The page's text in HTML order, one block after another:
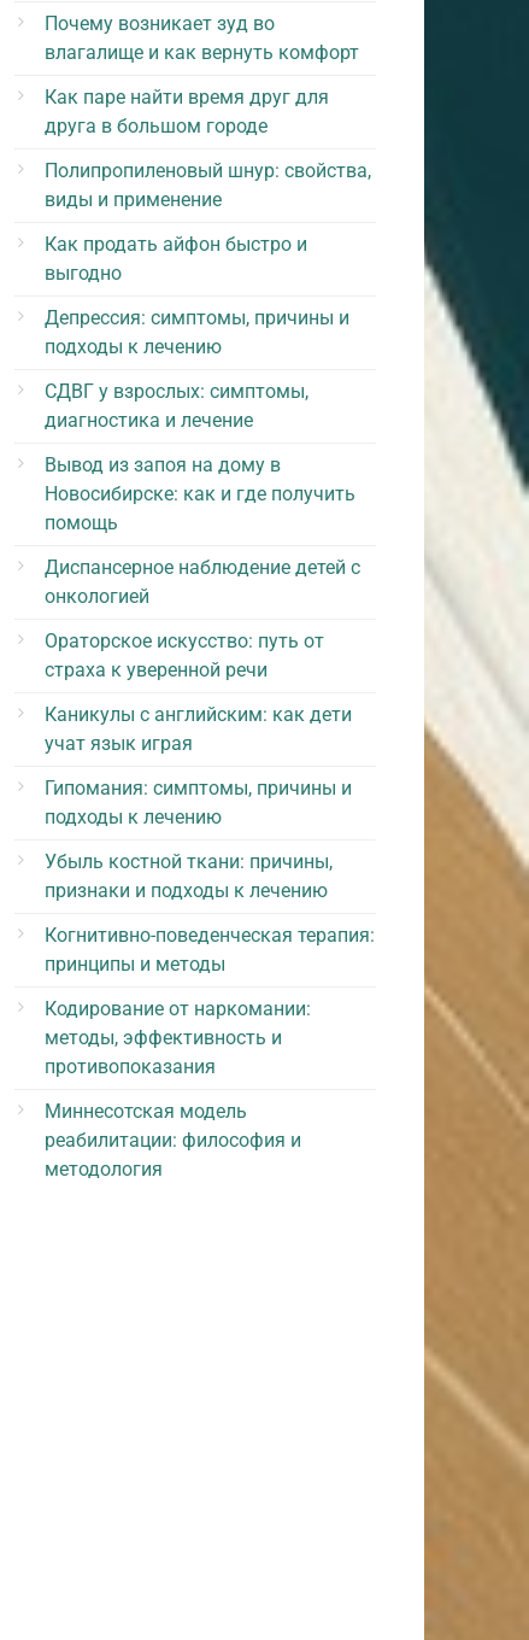
Почему возникает зуд во
влагалище и как вернуть комфорт
Как паре найти время друг для
друга в большом городе
Полипропиленовый шнур: свойства,
виды и применение
Как продать айфон быстро и
выгодно
Депрессия: симптомы, причины и
подходы к лечению
СДВГ у взрослых: симптомы,
диагностика и лечение
Вывод из запоя на дому в
Новосибирске: как и где получить
помощь
Диспансерное наблюдение детей с
онкологией
Ораторское искусство: путь от
страха к уверенной речи
Каникулы с английским: как дети
учат язык играя
Гипомания: симптомы, причины и
подходы к лечению
Убыль костной ткани: причины,
признаки и подходы к лечению
Когнитивно-поведенческая терапия:
принципы и методы
Кодирование от наркомании:
методы, эффективность и
противопоказания
Миннесотская модель
реабилитации: философия и
методология